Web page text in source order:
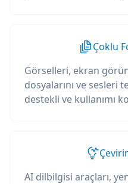
Çoklu
Görselleri, ekran
dosyalarını ve sesleri
destekli ve kullanımı
AI dilbilgisi araçları,